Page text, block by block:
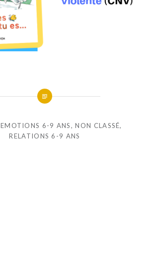
EMOTIONS 6-9 ANS,NON CLASSÉ,
RELATIONS 6-9 ANS